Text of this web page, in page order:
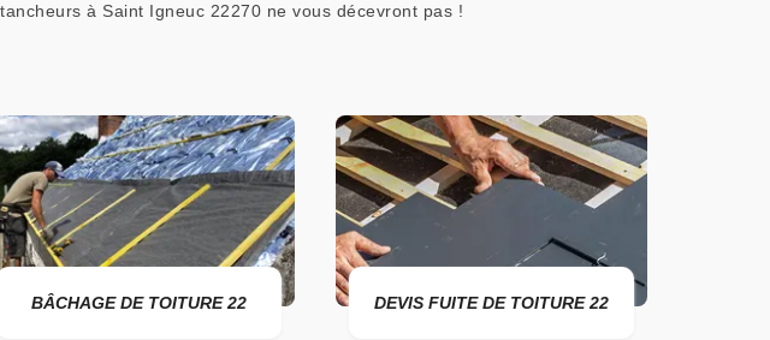
à Saint Igneuc 22270 ne vous décevront pas !
BÂCHAGE DE TOITURE 22 DEVIS FUITE DE TOITURE 22